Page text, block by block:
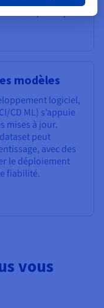
prises par
modèles
logiciel,
CD ML) s’appuie
mises à jour.
peut
avec des
le déploiement
fiabilité.
vous